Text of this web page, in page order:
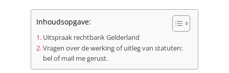
Inhoudsopgave:
Uitspraak rechtbank Gelderland
Vragen over de werking of uitleg van statuten:
bel of mail me gerust.